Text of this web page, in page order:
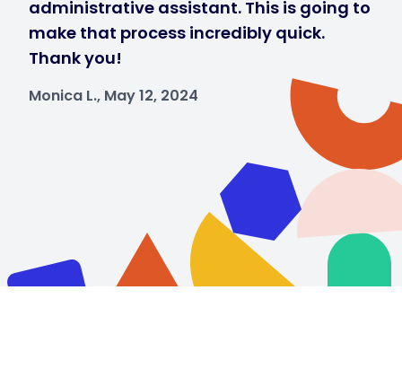
administrative assistant. This is going to
make that process incredibly quick.
Thank you!
Monica L., May 12, 2024